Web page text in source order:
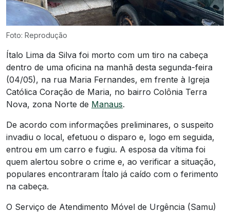
Foto: Reprodução
Ítalo Lima da Silva foi morto com um tiro na cabeça
dentro de uma oficina na manhã desta segunda-feira
(04/05), na rua Maria Fernandes, em frente à Igreja
Católica Coração de Maria, no bairro Colônia Terra
Nova, zona Norte de Manaus.
De acordo com informações preliminares, o suspeito
invadiu o local, efetuou o disparo e, logo em seguida,
entrou em um carro e fugiu. A esposa da vítima foi
quem alertou sobre o crime e, ao verificar a situação,
populares encontraram Ítalo já caído com o ferimento
na cabeça.
O Serviço de Atendimento Móvel de Urgência (Samu)